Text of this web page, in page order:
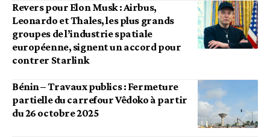
Revers pour Elon Musk : Airbus,
Leonardo et Thales, les plus grands
groupes de l’industrie spatiale
européenne, signent un accord pour
contrer Starlink
Bénin – Travaux publics : Fermeture
partielle du carrefour Vêdoko à partir
du 26 octobre 2025